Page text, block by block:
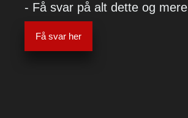
- Få svar på alt dette og mere
Få svar her